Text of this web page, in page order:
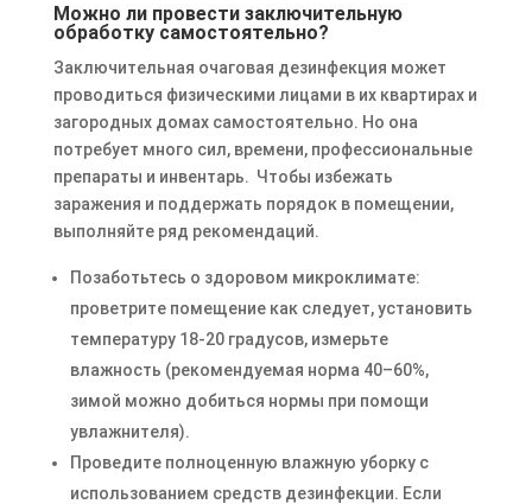
Можно ли провести заключительную
обработку самостоятельно?
Заключительная очаговая дезинфекция может
проводиться физическими лицами в их квартирах и
загородных домах самостоятельно. Но она
потребует много сил, времени, профессиональные
препараты и инвентарь. Чтобы избежать
заражения и поддержать порядок в помещении,
выполняйте ряд рекомендаций.
Позаботьтесь о здоровом микроклимате:
проветрите помещение как следует, установить
температуру 18-20 градусов, измерьте
влажность (рекомендуемая норма 40–60%,
зимой можно добиться нормы при помощи
увлажнителя).
Проведите полноценную влажную уборку с
использованием средств дезинфекции. Если